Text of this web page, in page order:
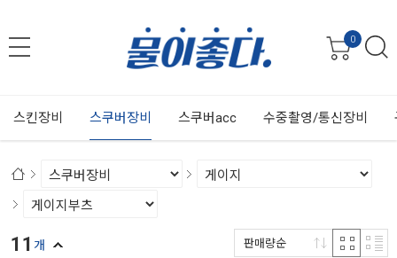
0
스킨장비 스쿠버장비 스쿠버acc 수중촬영/통신장비
11 개 판매량순